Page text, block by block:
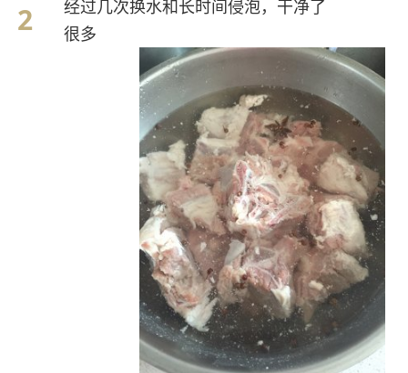
经过几次换水和长时间侵泡，干净了
很多